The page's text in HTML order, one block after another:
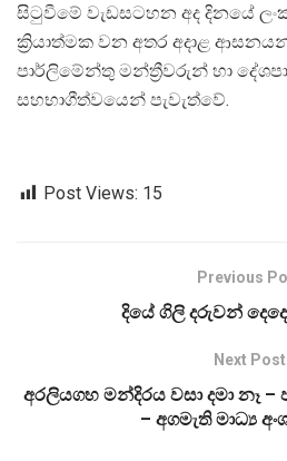
සිටුවීමේ වැඩසටහන අද දිනයේ
ක්‍රියාත්මක වන අතර අදාළ
පාර්ලිමේන්තු මන්ත්‍රීවරුන් හා
සහභාගීත්වයෙන් පැවැත්වේ.
Post Views: 15
Previous
දියේ ගිලි දරුවන්
Next Post
අරලියගහ මන්දිරය වසා දමා නෑ
– අගමැති මාධ්‍ය